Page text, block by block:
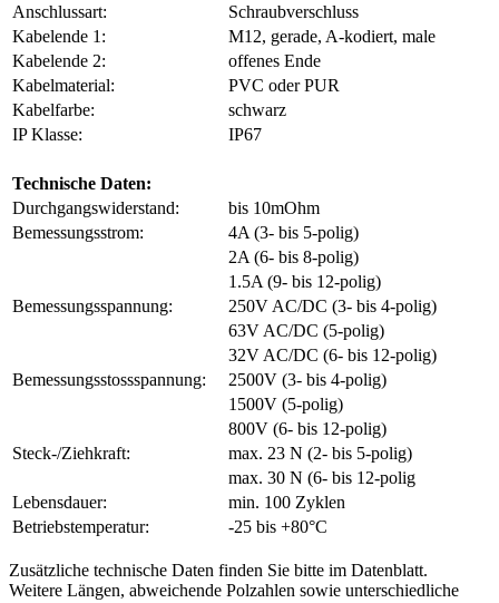
Anschlussart:
Schraubverschluss
Kabelende 1:
M12, gerade, A-kodiert, male
Kabelende 2:
offenes Ende
Kabelmaterial:
PVC oder PUR
Kabelfarbe:
schwarz
IP Klasse:
IP67
Technische Daten:
Durchgangswiderstand:
bis 10mOhm
Bemessungsstrom:
4A (3- bis 5-polig)
2A (6- bis 8-polig)
1.5A (9- bis 12-polig)
Bemessungsspannung:
250V AC/DC (3- bis 4-polig)
63V AC/DC (5-polig)
32V AC/DC (6- bis 12-polig)
Bemessungsstossspannung:
2500V (3- bis 4-polig)
1500V (5-polig)
800V (6- bis 12-polig)
Steck-/Ziehkraft:
max. 23 N (2- bis 5-polig)
max. 30 N (6- bis 12-polig
Lebensdauer:
min. 100 Zyklen
Betriebstemperatur:
-25 bis +80°C
Zusätzliche technische Daten finden Sie bitte im Datenblatt.
Weitere Längen, abweichende Polzahlen sowie unterschiedliche